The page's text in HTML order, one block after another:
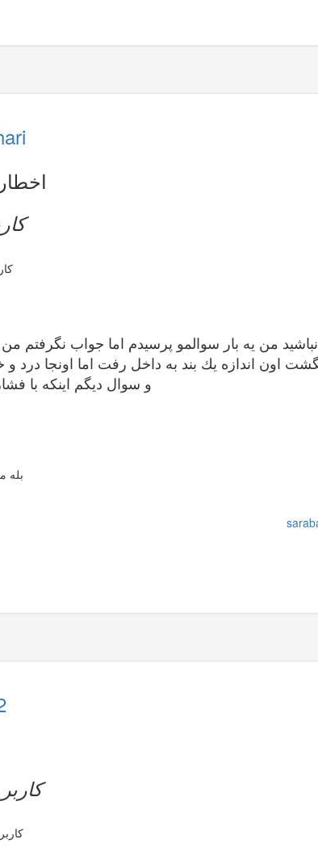
من يه بار سوالمو پرسيدم اما جواب
اندازه يك بند به داخل رفت اما اونجا درد و خوني نداشت بعد 1ساعت بعد رفتم خونه 1قطره خونه
و سوال ديگم اينكه با
بله